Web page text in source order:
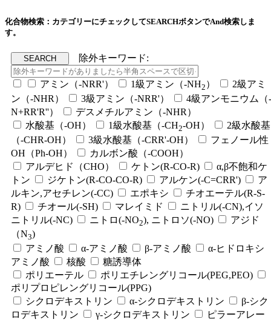
化合物検索：カテゴリーにチェックしてSEARCHボタンでAnd検索しま
す。
除外キーワード:
アミン（-NRR'） 1級アミン（-NH2 ）
2級アミ
ン（-NHR）
3級アミン（-NRR'）
4級アンモニウム（-
N+RR'R''）
デスメチルアミン（-NHR）
水酸基（-OH）
1級水酸基（-CH2-OH）
2級水酸基
（-CHR-OH）
3級水酸基（-CRR'-OH）
フェノール性
OH（Ph-OH）
カルボン酸（-COOH）
アルデヒド（CHO）
ケトン(R-CO-R)
α,β不飽和ケ
トン
ジケトン(R-CO-CO-R) アルケン(-C=CRR')
ア
ルキン,アセチレン(-CC)
エポキシ
チオエーテル(R-S-
R)
チオール(-SH) マレイミド
ニトリル(-CN),イソ
ニトリル(-NC)
ニトロ(-NO2), ニトロソ(-NO)
アジド
（N3)
アミノ酸
α-アミノ酸 β-アミノ酸
α-ヒドロキシ
アミノ酸
核酸
糖誘導体
ポリエーテル
ポリエチレングリコール(PEG,PEO)
ポリプロピレングリコール(PPG)
シクロデキストリン
α-シクロデキストリン
β-シク
ロデキストリン
γ-シクロデキストリン ピラーアレー